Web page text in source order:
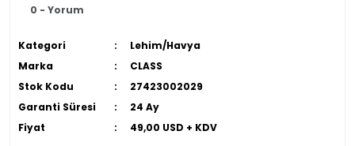
0 - Yorum
Kategori
Lehim/Havya
Marka
CLASS
Stok Kodu
27423002029
Garanti Süresi
24 Ay
Fiyat
49,00 USD + KDV